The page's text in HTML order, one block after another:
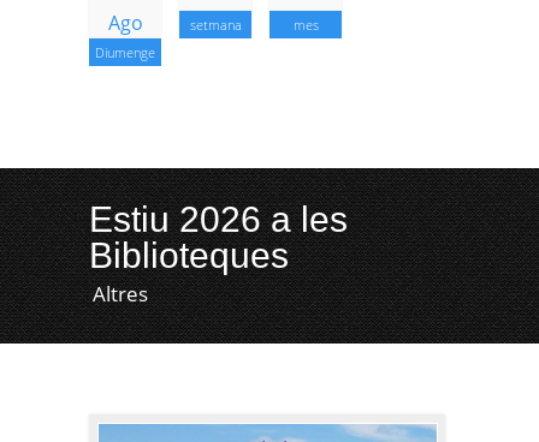
Ago
Diumenge
setmana mes
Estiu 2026 a les
Biblioteques
Altres